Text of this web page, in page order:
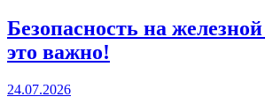
Безопасность на
это важно!
24.07.2026